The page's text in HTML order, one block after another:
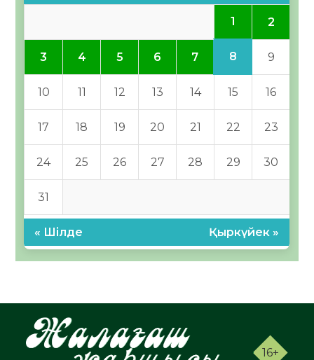
1 2
3 4 5 6 7 8 9
10 11 12 13 14 15 16
17 18 19 20 21 22 23
24 25 26 27 28 29 30
31
« Шілде Қыркүйек »
16+